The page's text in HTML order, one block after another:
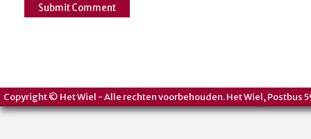
Copyright © Het Wiel - Alle rechten voorbehouden. Het Wiel, Postbus